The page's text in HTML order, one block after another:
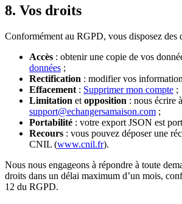
8. Vos droits
Conformément au RGPD, vous disposez des
Accès : obtenir une copie de vos
données ;
Rectification : modifier vos
Effacement : Supprimer mon compte ;
Limitation et opposition : nous écrire à
support@echangersamaison.com ;
Portabilité : votre export JSON est
Recours : vous pouvez déposer une
CNIL (www.cnil.fr).
Nous nous engageons à répondre à toute
droits dans un délai maximum d’un mois,
12 du RGPD.